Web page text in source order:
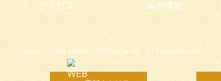
アクセス 採用情報
Copyright © 2026 MISAWA DENTAL CLINIC. All Rights Reserved.